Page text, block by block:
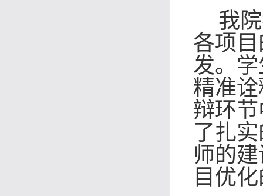
我
各项
发。
精准
辩环
了扎
师的
目优